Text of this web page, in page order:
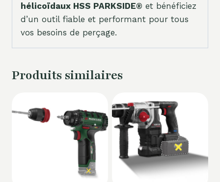
hélicoïdaux HSS PARKSIDE® et bénéficiez
d’un outil fiable et performant pour tous
vos besoins de perçage.
Produits similaires